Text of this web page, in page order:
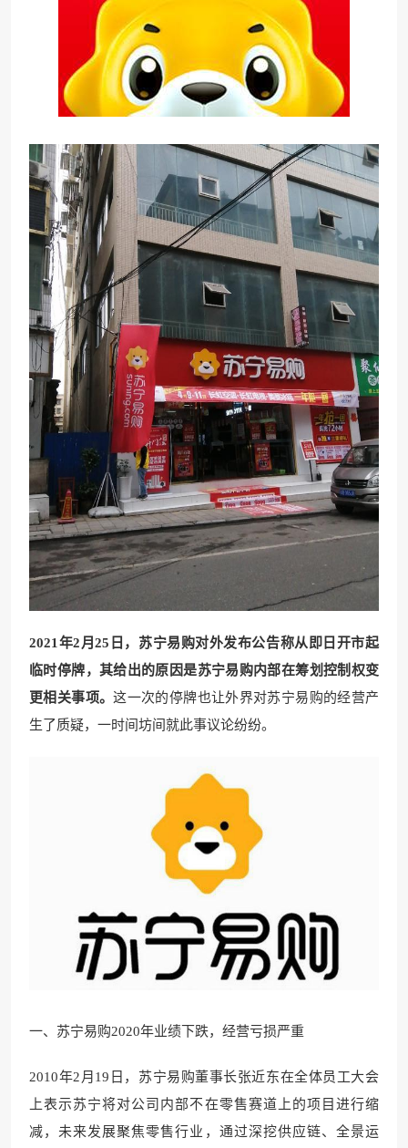
2021年2月25日，苏宁易购对外发布公告称从即日开市起
临时停牌，其给出的原因是苏宁易购内部在筹划控制权变
更相关事项。这一次的停牌也让外界对苏宁易购的经营产
生了质疑，一时间坊间就此事议论纷纷。
一、苏宁易购2020年业绩下跌，经营亏损严重
2010年2月19日，苏宁易购董事长张近东在全体员工大会
上表示苏宁将对公司内部不在零售赛道上的项目进行缩
减，未来发展聚焦零售行业，通过深挖供应链、全景运